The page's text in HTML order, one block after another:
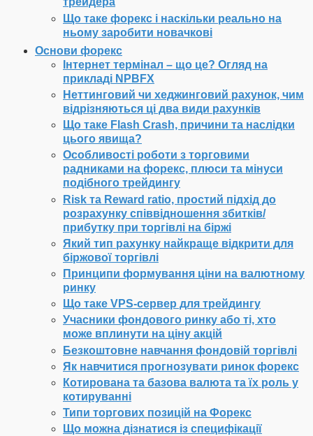
Що таке форекс і наскільки реально на
ньому заробити новачкові
Основи форекс
Інтернет термінал – що це? Огляд на
прикладі NPBFX
Неттинговий чи хеджинговий рахунок, чим
відрізняються ці два види рахунків
Що таке Flash Crash, причини та наслідки
цього явища?
Особливості роботи з торговими
радниками на форекс, плюси та мінуси
подібного трейдингу
Risk та Reward ratio, простий підхід до
розрахунку співвідношення збитків/
прибутку при торгівлі на біржі
Який тип рахунку найкраще відкрити для
біржової торгівлі
Принципи формування ціни на валютному
ринку
Що таке VPS-сервер для трейдингу
Учасники фондового ринку або ті, хто
може вплинути на ціну акцій
Безкоштовне навчання фондовій торгівлі
Як навчитися прогнозувати ринок форекс
Котирована та базова валюта та їх роль у
котируванні
Типи торгових позицій на Форекс
Що можна дізнатися із специфікації